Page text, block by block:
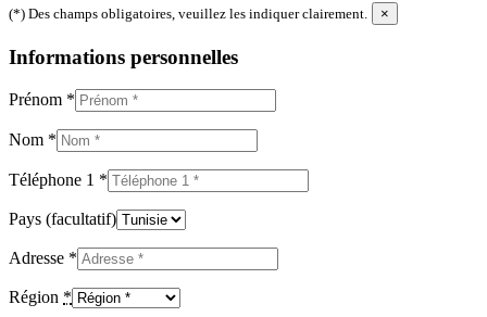
(*) Des champs obligatoires, veuillez les indiquer clairement. ×
Informations personnelles
Prénom *
Nom *
Téléphone 1 *
Pays (facultatif)
Adresse *
Région *